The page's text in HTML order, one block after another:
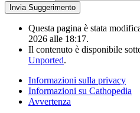
Questa pagina è stata
2026 alle 18:17.
Il contenuto è disponibile
Unported.
Informazioni sulla privacy
Informazioni su Cathopedia
Avvertenza